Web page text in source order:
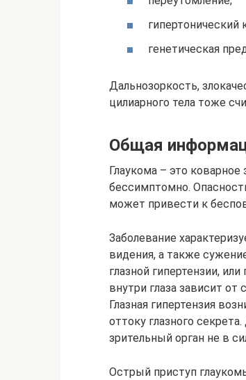
гипертонический
генетическая
Дальнозоркость,
цилиарного тела тоже
Общая
Глаукома – это
бессимптомно.
может привести к
Заболевание
видения, а также
глазной гипертензии,
внутри глаза зависит
Глазная гипертензия
оттоку глазного
зрительный орган не в
Острый приступ